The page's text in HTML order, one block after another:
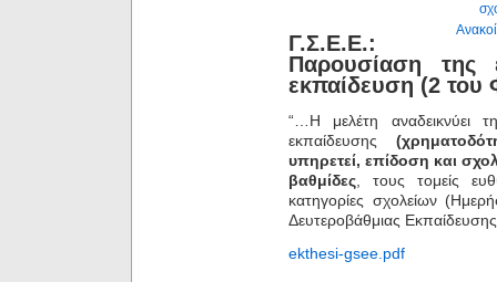
Γ.Σ.Ε.Ε.:
Παρουσίαση της
εκπαίδευση (2 του
“…Η μελέτη αναδεικνύει
εκπαίδευσης
υπηρετεί, επίδοση και
βαθμίδες , τους τομείς
κατηγορίες σχολείων
Δευτεροβάθμιας
ekthesi-gsee.pdf